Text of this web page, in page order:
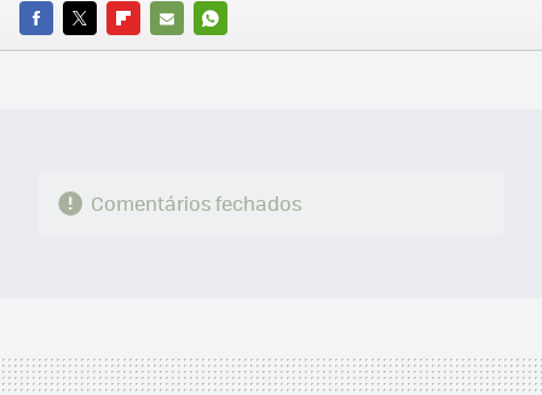
FACEBOOK
TWITTERFLIPBOARD
E-
WHATSAPP
Comentários fechados